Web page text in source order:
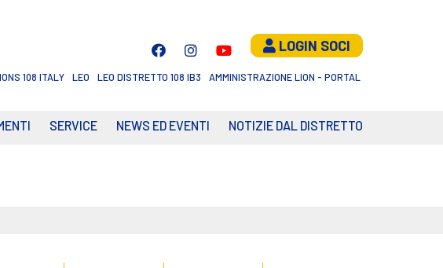
LOGIN SOCI
108 ITALY LEO LEO DISTRETTO 108 IB3 AMMINISTRAZIONE LION - PORTAL
SERVICE NEWS ED EVENTI NOTIZIE DAL DISTRETTO